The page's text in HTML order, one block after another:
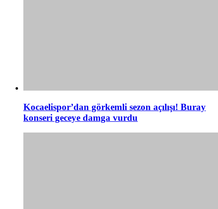
Kocaelispor’dan görkemli sezon açılışı! Buray
konseri geceye damga vurdu